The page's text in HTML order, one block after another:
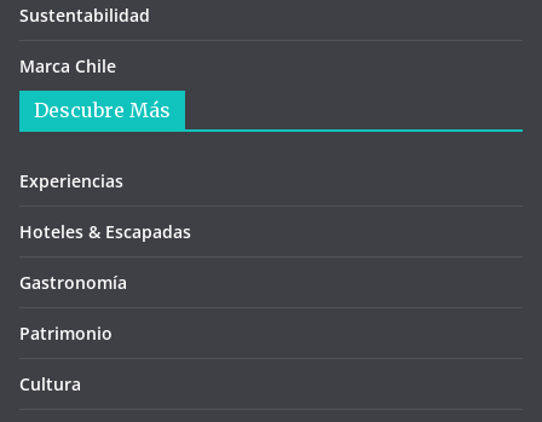
Sustentabilidad
Marca Chile
Descubre Más
Experiencias
Hoteles & Escapadas
Gastronomía
Patrimonio
Cultura